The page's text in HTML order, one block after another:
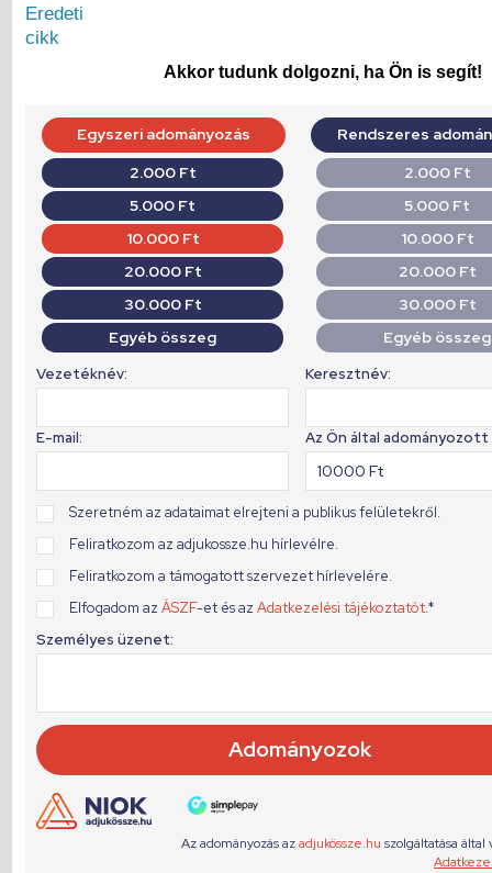
Eredeti
cikk
Akkor tudunk dolgozni, ha Ön is segít!